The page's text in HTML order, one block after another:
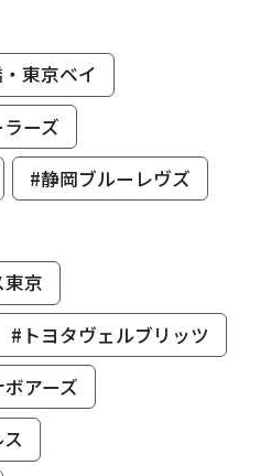
東京ベイ
ーズ
#静岡ブルーレヴズ
京
#トヨタヴェルブリッツ
アーズ